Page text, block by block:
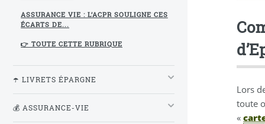
Lors
toute
«
ASSURANCE VIE : L’ACPR SOULIGNE CES
ÉCARTS DE...
👉 TOUTE CETTE RUBRIQUE
☂️ LIVRETS ÉPARGNE
💰 ASSURANCE-VIE